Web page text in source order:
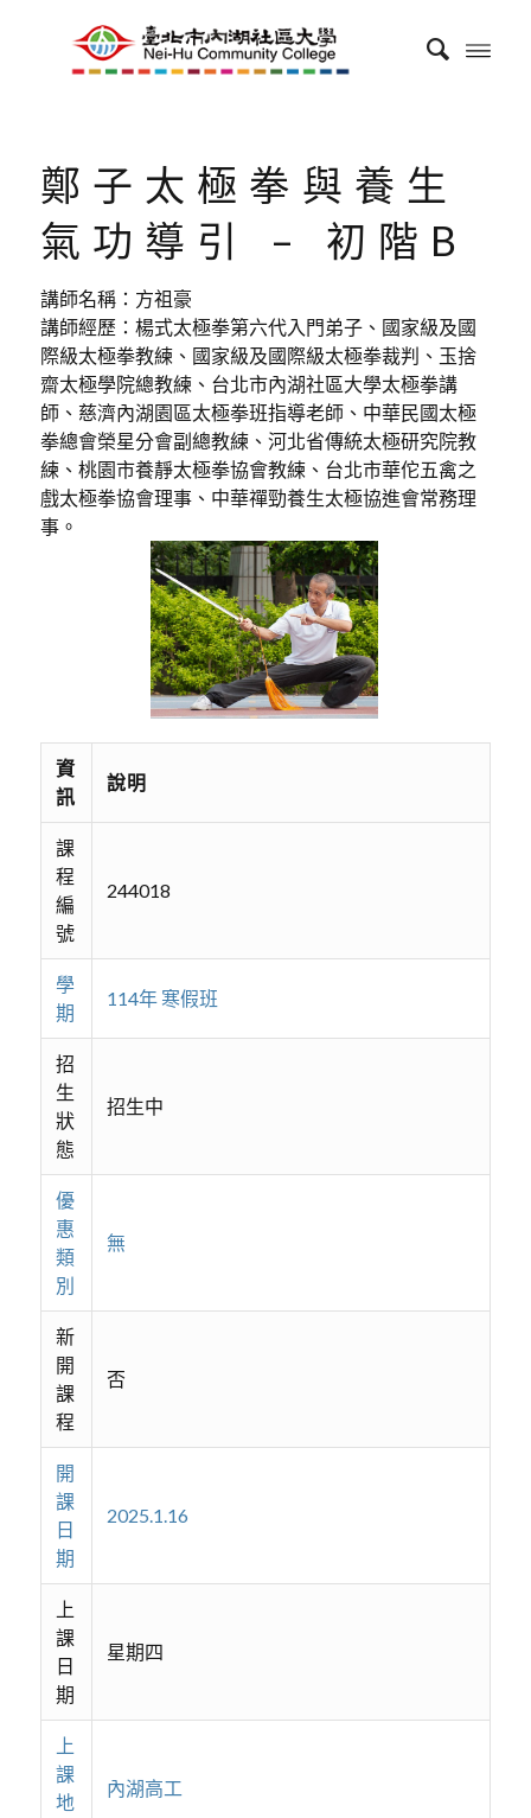
鄭子太極拳與養生
氣功導引 – 初階B
講師名稱：方祖豪
講師經歷：楊式太極拳第六代入門弟子、國家級及國
際級太極拳教練、國家級及國際級太極拳裁判、玉捨
齋太極學院總教練、台北市內湖社區大學太極拳講
師、慈濟內湖園區太極拳班指導老師、中華民國太極
拳總會榮星分會副總教練、河北省傳統太極研究院教
練、桃園市養靜太極拳協會教練、台北市華佗五禽之
戲太極拳協會理事、中華禪勁養生太極協進會常務理
事。
資
訊
說明
課
程
編
號
244018
學
期
114年 寒假班
招
生
狀
態
招生中
優
惠
類
別
無
新
開
課
程
否
開
課
日
期
2025.1.16
上
課
日
期
星期四
上
課
地
內湖高工